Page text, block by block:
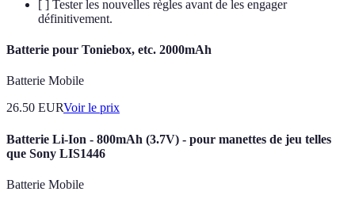
[ ] Tester les nouvelles règles avant de les engager
définitivement.
Batterie pour Toniebox, etc. 2000mAh
Batterie Mobile
26.50 EURVoir le prix
Batterie Li-Ion - 800mAh (3.7V) - pour manettes de jeu telles
que Sony LIS1446
Batterie Mobile